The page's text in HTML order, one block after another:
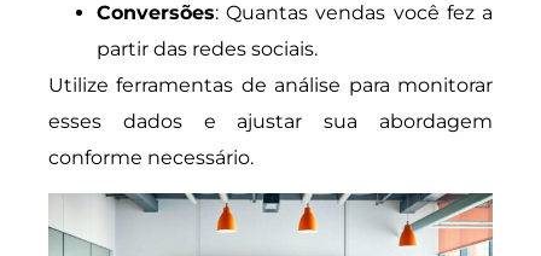
Conversões: Quantas vendas você fez a
partir das redes sociais.
Utilize ferramentas de análise para monitorar
esses dados e ajustar sua abordagem
conforme necessário.